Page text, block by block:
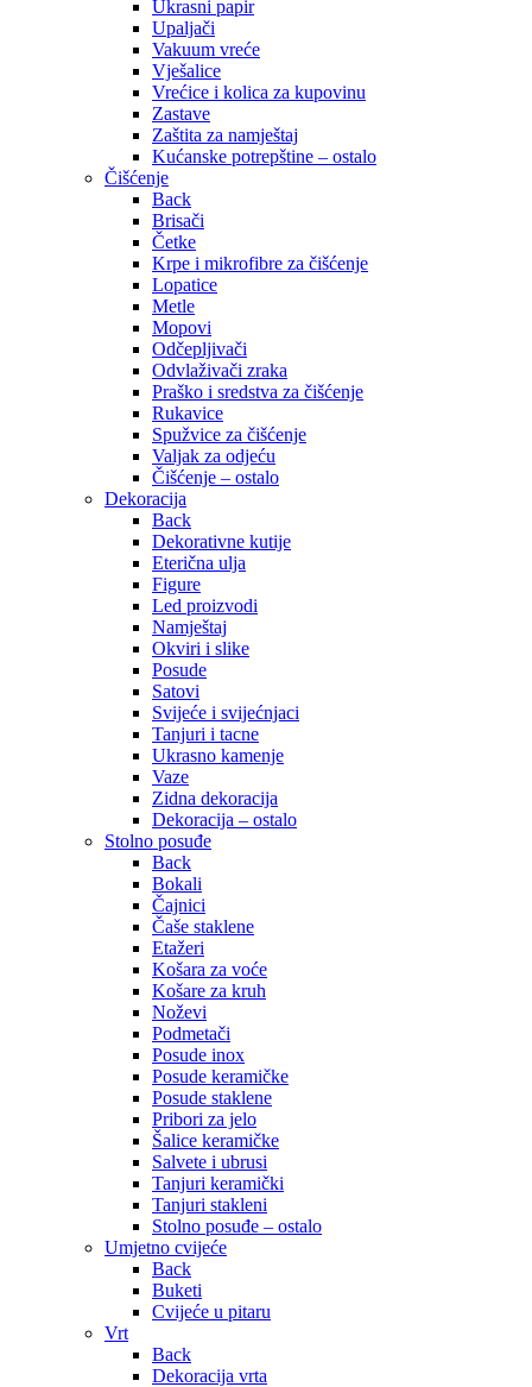
Ukrasni papir
Upaljači
Vakuum vreće
Vješalice
Vrećice i kolica za kupovinu
Zastave
Zaštita za namještaj
Kućanske potrepštine – ostalo
Čišćenje
Back
Brisači
Četke
Krpe i mikrofibre za čišćenje
Lopatice
Metle
Mopovi
Odčepljivači
Odvlaživači zraka
Praško i sredstva za čišćenje
Rukavice
Spužvice za čišćenje
Valjak za odjeću
Čišćenje – ostalo
Dekoracija
Back
Dekorativne kutije
Eterična ulja
Figure
Led proizvodi
Namještaj
Okviri i slike
Posude
Satovi
Svijeće i svijećnjaci
Tanjuri i tacne
Ukrasno kamenje
Vaze
Zidna dekoracija
Dekoracija – ostalo
Stolno posuđe
Back
Bokali
Čajnici
Čaše staklene
Etažeri
Košara za voće
Košare za kruh
Noževi
Podmetači
Posude inox
Posude keramičke
Posude staklene
Pribori za jelo
Šalice keramičke
Salvete i ubrusi
Tanjuri keramički
Tanjuri stakleni
Stolno posuđe – ostalo
Umjetno cvijeće
Back
Buketi
Cvijeće u pitaru
Vrt
Back
Dekoracija vrta